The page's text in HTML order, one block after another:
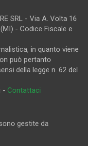
SRL - Via A. Volta 16
- Codice Fiscale e
in quanto viene
può pertanto
della legge n. 62 del
- Contattaci
gestite da